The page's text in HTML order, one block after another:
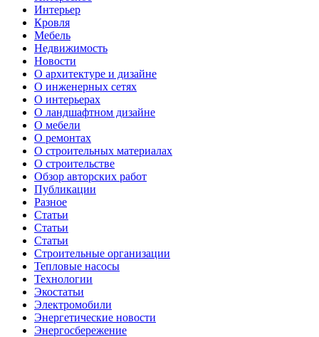
Интерьер
Кровля
Мебель
Недвижимость
Новости
О архитектуре и дизайне
О инженерных сетях
О интерьерах
О ландшафтном дизайне
О мебели
О ремонтах
О строительных материалах
О строительстве
Обзор авторских работ
Публикации
Разное
Статьи
Статьи
Статьи
Строительные организации
Тепловые насосы
Технологии
Экостатьи
Электромобили
Энергетические новости
Энергосбережение